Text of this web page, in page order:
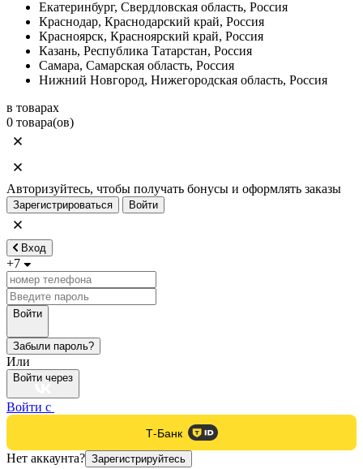
Екатеринбург, Свердловская область, Россия
Краснодар, Краснодарский край, Россия
Красноярск, Красноярский край, Россия
Казань, Республика Татарстан, Россия
Самара, Самарская область, Россия
Нижний Новгород, Нижегородская область, Россия
в товарах
0 товара(ов)
Авторизуйтесь, чтобы получать бонусы и оформлять заказы
Зарегистрироваться Войти
Вход
+7
Войти
Забыли пароль?
Или
Войти через
Войти с
Т-Банк
Нет аккаунта? Зарегистрируйтесь